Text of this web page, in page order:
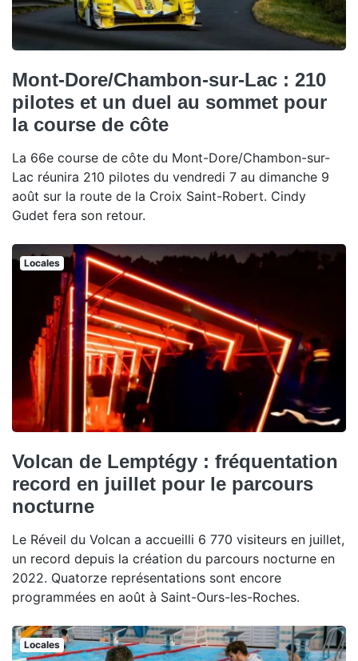
Mont-Dore/Chambon-sur-Lac : 210
pilotes et un duel au sommet pour
la course de côte
La 66e course de côte du Mont-Dore/Chambon-sur-
Lac réunira 210 pilotes du vendredi 7 au dimanche 9
août sur la route de la Croix Saint-Robert. Cindy
Gudet fera son retour.
Locales
Volcan de Lemptégy : fréquentation
record en juillet pour le parcours
nocturne
Le Réveil du Volcan a accueilli 6 770 visiteurs en juillet,
un record depuis la création du parcours nocturne en
2022. Quatorze représentations sont encore
programmées en août à Saint-Ours-les-Roches.
Locales